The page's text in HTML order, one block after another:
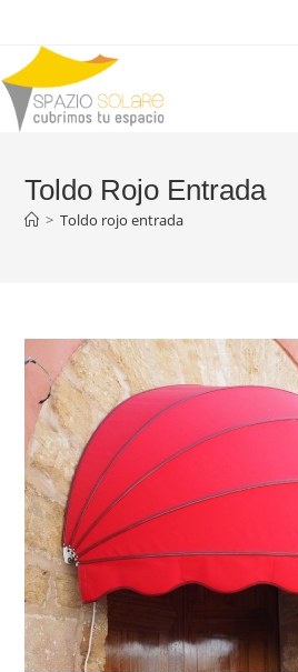
contenido
Toldo Rojo Entrada
> Toldo rojo entrada